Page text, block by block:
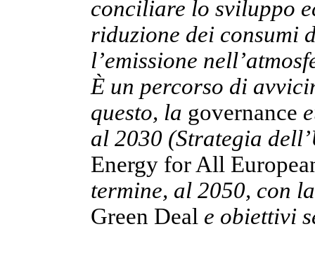
conciliare lo sviluppo
riduzione dei consumi
l’emissione
È un percorso di
questo, la governance
al 2030 (Strategia
Energy for All
termine, al 2050, con
Green Deal e obiettivi